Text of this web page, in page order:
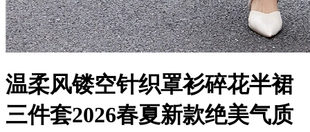
温柔风镂空针织罩衫碎花半裙
三件套2026春夏新款绝美气质